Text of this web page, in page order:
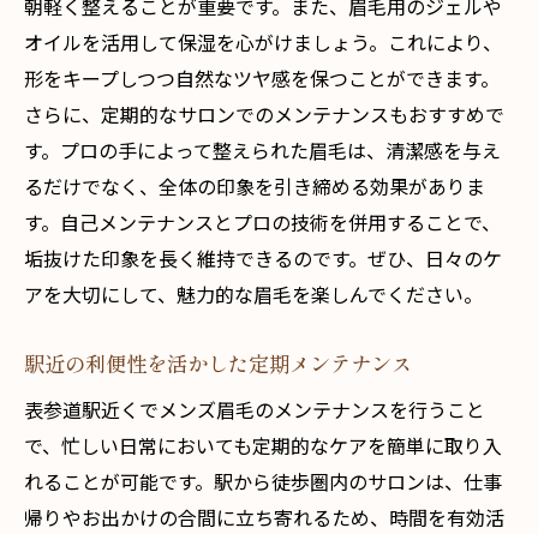
朝軽く整えることが重要です。また、眉毛用のジェルや
オイルを活用して保湿を心がけましょう。これにより、
形をキープしつつ自然なツヤ感を保つことができます。
さらに、定期的なサロンでのメンテナンスもおすすめで
す。プロの手によって整えられた眉毛は、清潔感を与え
るだけでなく、全体の印象を引き締める効果がありま
す。自己メンテナンスとプロの技術を併用することで、
垢抜けた印象を長く維持できるのです。ぜひ、日々のケ
アを大切にして、魅力的な眉毛を楽しんでください。
駅近の利便性を活かした定期メンテナンス
表参道駅近くでメンズ眉毛のメンテナンスを行うこと
で、忙しい日常においても定期的なケアを簡単に取り入
れることが可能です。駅から徒歩圏内のサロンは、仕事
帰りやお出かけの合間に立ち寄れるため、時間を有効活